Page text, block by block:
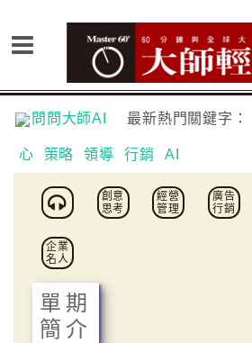
問問大師AI 最新熱門關鍵字：
心 策略 領導 行銷 AI
創意
思考
經營
管理
廣告
行銷
企業
名人
單期
簡介